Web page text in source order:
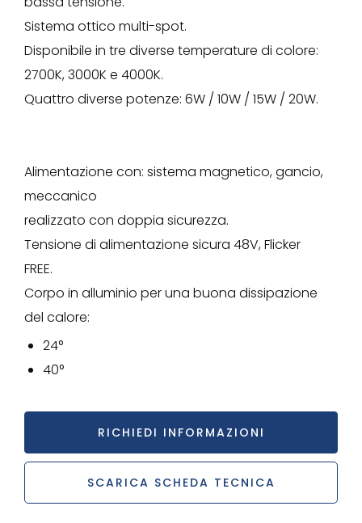
Sistema ottico multi-spot.
Disponibile in tre diverse temperature di colore:
2700K, 3000K e 4000K.
Quattro diverse potenze: 6W / 10W / 15W / 20W.
Alimentazione con: sistema magnetico, gancio,
meccanico
realizzato con doppia sicurezza.
Tensione di alimentazione sicura 48V, Flicker
FREE.
Corpo in alluminio per una buona dissipazione
del calore:
24°
40°
RICHIEDI INFORMAZIONI
SCARICA SCHEDA TECNICA